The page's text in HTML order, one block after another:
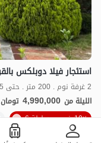
OpenStreetMap
2 غرفة نوم . 200 متر . حتى 15 ضيف
الليلة من 4,990,000 تومان
10٪ خصم من ليلة 6